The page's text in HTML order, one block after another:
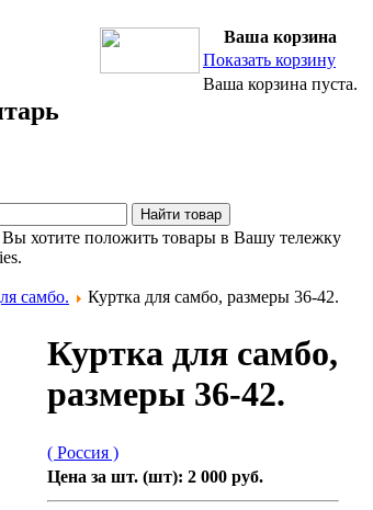
Ваша корзина
Показать корзину
Ваша корзина пуста.
хотите положить товары в Вашу тележку
самбо. Куртка для самбо, размеры 36-42.
Куртка для самбо,
размеры 36-42.
( Россия )
Цена за шт. (шт): 2 000 руб.